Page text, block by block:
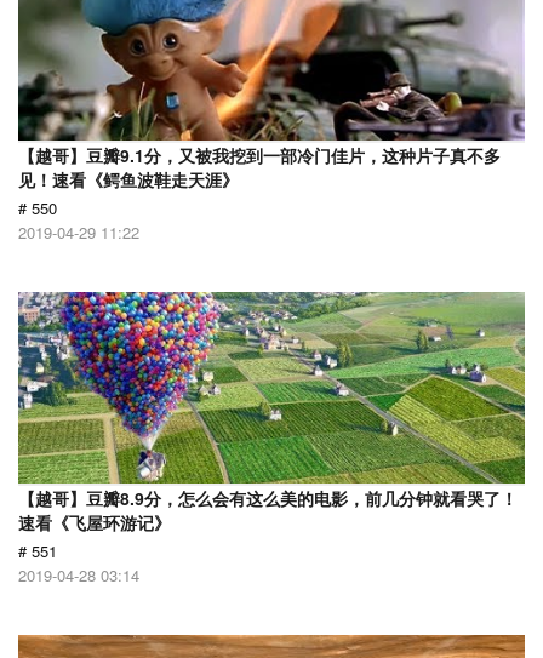
【越哥】豆瓣9.1分，又被我挖到一部冷门佳片，这种片子真不多
见！速看《鳄鱼波鞋走天涯》
# 550
2019-04-29 11:22
【越哥】豆瓣8.9分，怎么会有这么美的电影，前几分钟就看哭了！
速看《飞屋环游记》
# 551
2019-04-28 03:14